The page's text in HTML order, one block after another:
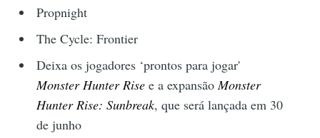
Propnight
The Cycle: Frontier
Deixa os jogadores ‘prontos para jogar'
Monster Hunter Rise e a expansãoMonster
Hunter Rise: Sunbreak, que será lançada em 30
de junho